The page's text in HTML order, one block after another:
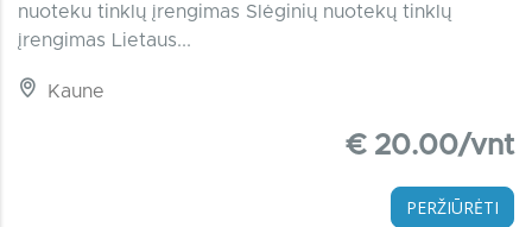
nuoteku tinklų įrengimas Slėginių nuotekų tinklų
įrengimas Lietaus...
Kaune
€ 20.00/vnt
PERŽIŪRĖTI